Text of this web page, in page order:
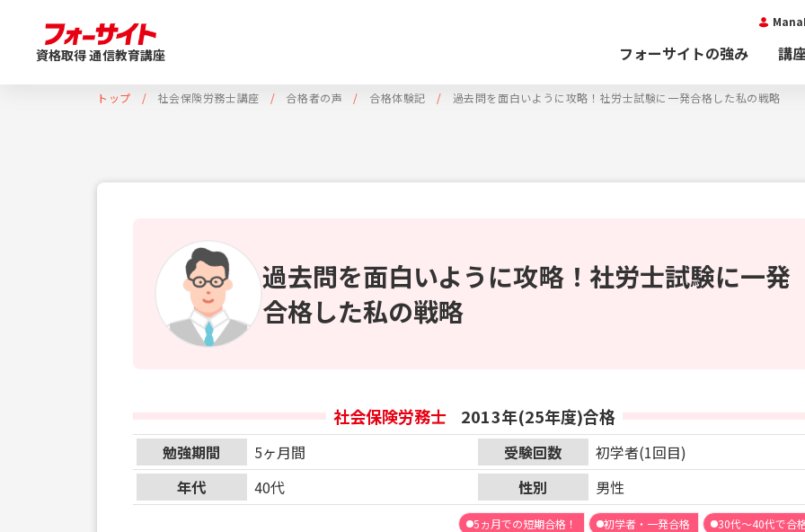
資格取得 通信教育講座 フォーサイトの強み 講
トップ 社会保険労務士講座 合格者の声 合格体験記 過去問を面白いように攻略！社労士試験に一発合格した私の戦略
過去問を面白いように攻略！社労士試験に一発
合格した私の戦略
社会保険労務士 2013年(25年度)合格
勉強期間 5ヶ月間 受験回数
初学者(1回目)
年代
40代 性別 男性
5ヵ月での短期合格！ 初学者・一発合格 30代～40代で合